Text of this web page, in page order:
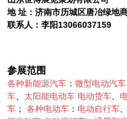
地 址： 济南市历城区唐冶绿地
联系人：李阳13066037159
参展范围
各种新能源汽车 ： 微型电动汽车
车
太阳能电动车 电动货车
车 ； 各种电动车 ： 电动自行车